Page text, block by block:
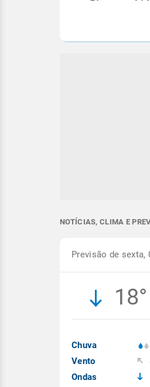
NOTÍCIAS, CLIMA E
Previsão de sexta,
18°
Chuva
Vento
Ondas